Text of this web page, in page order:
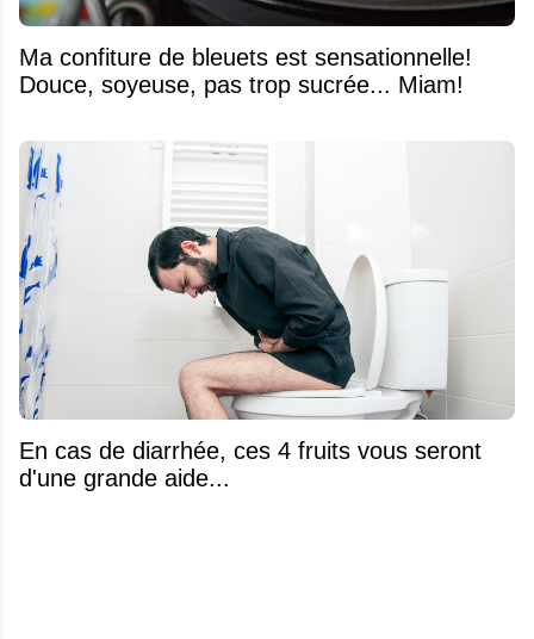
Ma confiture de bleuets est sensationnelle!
Douce, soyeuse, pas trop sucrée... Miam!
En cas de diarrhée, ces 4 fruits vous seront
d'une grande aide...